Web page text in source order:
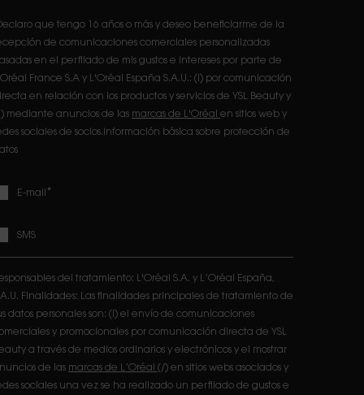
que tengo 16 años o más y deseo beneficiarme de la
de comunicaciones comerciales personalizadas
en el perfilado de mis gustos e intereses por parte de
France S.A y L'Oréal España S.A.U.: (i) por comunicación
en relación con los productos y servicios de YSL Beauty y
mediante anuncios de las marcas de L'Oréal en sitios web y
sociales de socios.Información básica sobre protección de
E-mail *
SMS
del tratamiento: L'Oréal S.A. y L’Oréal España,
Finalidades: Las finalidades principales de tratamiento de
datos personales son: (i) el envío de comunicaciones
y promocionales por comunicación directa de YSL
a través de medios ordinarios y electrónicos y el mostrar
de las marcas de L’Oréal (/) en sitios webs asociados y
sociales una vez se ha realizado un perfilado de gustos e